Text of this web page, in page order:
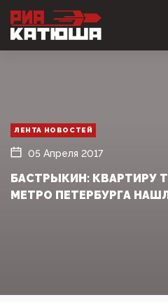
ЛЕНТА НОВОСТЕЙ
05 Апреля 2017
БАСТРЫКИН: КВАРТИРУ
МЕТРО ПЕТЕРБУРГА